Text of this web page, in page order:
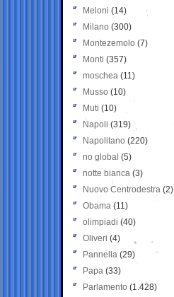
Meloni (14)
Milano (300)
Montezemolo (7)
Monti (357)
moschea (11)
Musso (10)
Muti (10)
Napoli (319)
Napolitano (220)
no global (5)
notte bianca (3)
Nuovo Centrodestra (2)
Obama (11)
olimpiadi (40)
Oliveri (4)
Pannella (29)
Papa (33)
Parlamento (1.428)